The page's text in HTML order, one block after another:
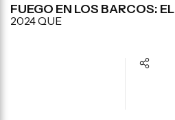
FUEGO EN LOS BARCOS: EL
2024 QUE